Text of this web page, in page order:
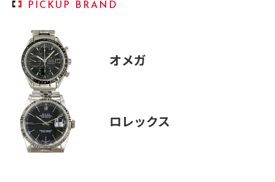
PICKUP BRAND
オメガ
ロレックス